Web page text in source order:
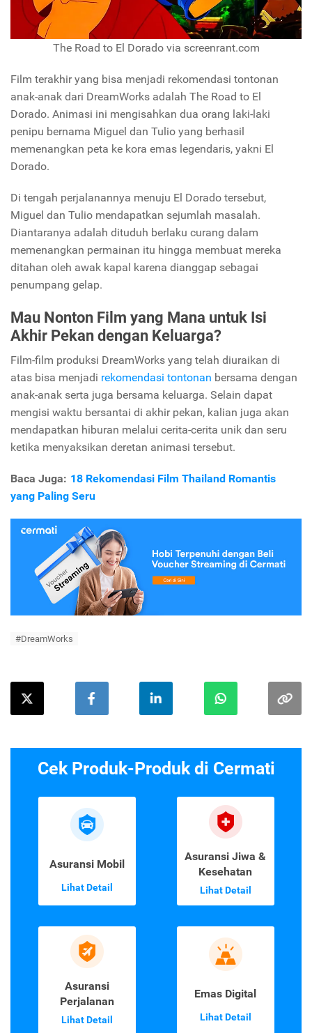
The Road to El Dorado via screenrant.com
Film terakhir yang bisa menjadi rekomendasi tontonan
anak-anak dari DreamWorks adalah The Road to El
Dorado. Animasi ini mengisahkan dua orang laki-laki
penipu bernama Miguel dan Tulio yang berhasil
memenangkan peta ke kora emas legendaris, yakni El
Dorado.
Di tengah perjalanannya menuju El Dorado tersebut,
Miguel dan Tulio mendapatkan sejumlah masalah.
Diantaranya adalah dituduh berlaku curang dalam
memenangkan permainan itu hingga membuat mereka
ditahan oleh awak kapal karena dianggap sebagai
penumpang gelap.
Mau Nonton Film yang Mana untuk Isi
Akhir Pekan dengan Keluarga?
Film-film produksi DreamWorks yang telah diuraikan di
atas bisa menjadi rekomendasi tontonan bersama dengan
anak-anak serta juga bersama keluarga. Selain dapat
mengisi waktu bersantai di akhir pekan, kalian juga akan
mendapatkan hiburan melalui cerita-cerita unik dan seru
ketika menyaksikan deretan animasi tersebut.
Baca Juga: 18 Rekomendasi Film Thailand Romantis
yang Paling Seru
#DreamWorks
Cek Produk-Produk di Cermati
Asuransi Mobil
Lihat Detail
Asuransi Jiwa &
Kesehatan
Lihat Detail
Asuransi
Perjalanan
Lihat Detail
Emas Digital
Lihat Detail